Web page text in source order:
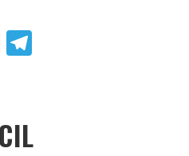
Email